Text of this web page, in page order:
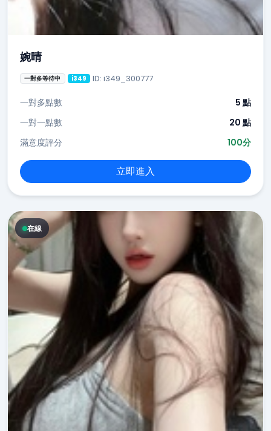
婉晴
一對多等待中 i349 ID: i349_300777
一對多點數
5 點
一對一點數
20 點
滿意度評分
100分
立即進入
在線